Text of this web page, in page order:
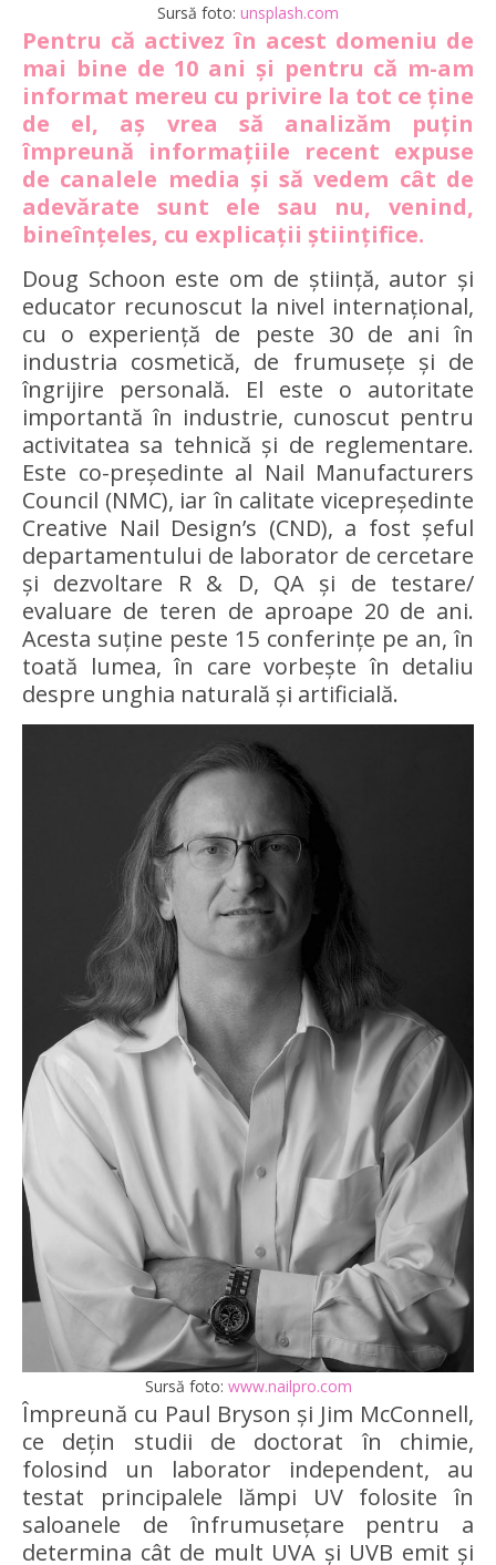
Sursă foto: unsplash.com
Pentru că activez în acest domeniu de
mai bine de 10 ani și pentru că m-am
informat mereu cu privire la tot ce ține
de el, aș vrea să analizăm puțin
împreună informațiile recent expuse
de canalele media și să vedem cât de
adevărate sunt ele sau nu, venind,
bineînțeles, cu explicații științifice.
Doug Schoon este om de știință, autor și
educator recunoscut la nivel internațional,
cu o experiență de peste 30 de ani în
industria cosmetică, de frumusețe și de
îngrijire personală. El este o autoritate
importantă în industrie, cunoscut pentru
activitatea sa tehnică și de reglementare.
Este co-președinte al Nail Manufacturers
Council (NMC), iar în calitate vicepreședinte
Creative Nail Design’s (CND), a fost șeful
departamentului de laborator de cercetare
și dezvoltare R & D, QA și de testare/
evaluare de teren de aproape 20 de ani.
Acesta suține peste 15 conferințe pe an, în
toată lumea, în care vorbește în detaliu
despre unghia naturală și artificială.
Sursă foto: www.nailpro.com
Împreună cu Paul Bryson și Jim McConnell,
ce dețin studii de doctorat în chimie,
folosind un laborator independent, au
testat principalele lămpi UV folosite în
saloanele de înfrumusețare pentru a
determina cât de mult UVA și UVB emit și